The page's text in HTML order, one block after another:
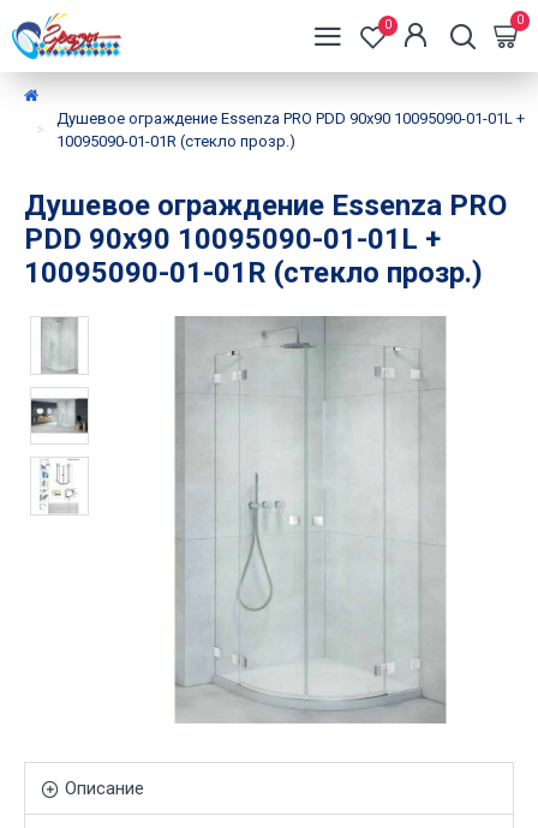
0 0
Душевое ограждение Essenza PRO PDD 90х90 10095090-01-01L +
10095090-01-01R (стекло прозр.)
Душевое ограждение Essenza PRO
PDD 90х90 10095090-01-01L +
10095090-01-01R (стекло прозр.)
Описание